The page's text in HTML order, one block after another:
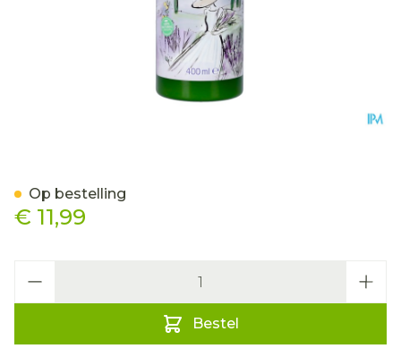
€ 11,99
Bestel
Op bestelling